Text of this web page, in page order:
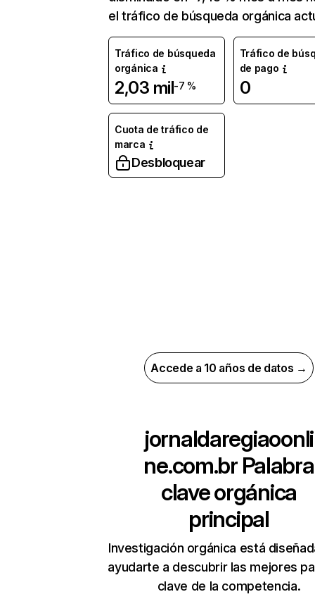
el tráfico de búsqueda orgánica
Tráfico de búsqueda
orgánica
2,03 mil-7 %
Tráfico de
de pago
0
Cuota de tráfico de
marca
Desbloquear
Accede a 10 años de datos →
jornaldaregiaoonli
ne.com.brPalabra
clave orgánica
principal
Investigación orgánica está
ayudarte a descubrir las mejores
clave de la competencia.